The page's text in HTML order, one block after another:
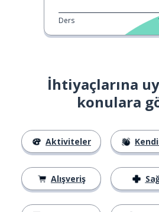
Ders
İhtiyaçlarına
konulara
Aktiviteler
Alışveriş
Kendini